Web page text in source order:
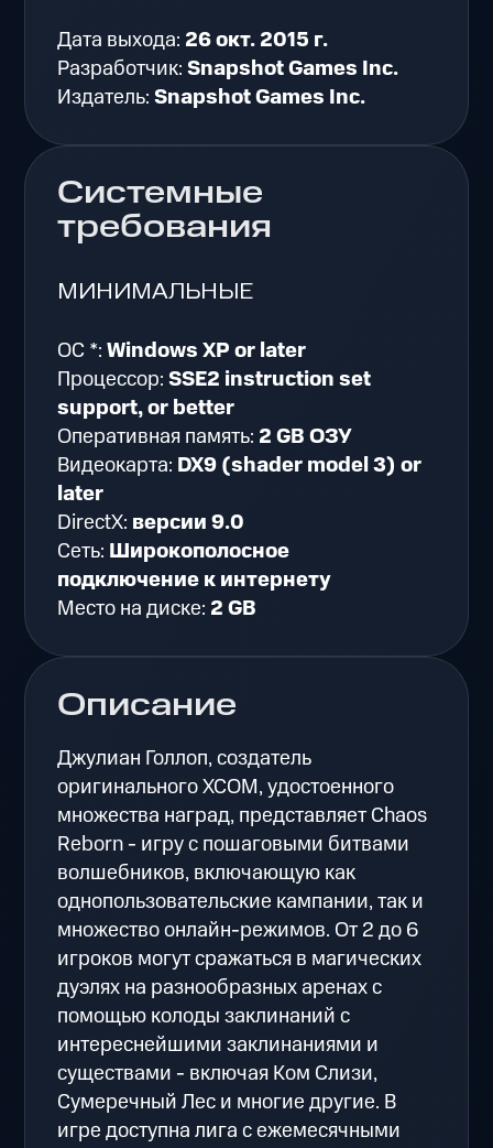
Описание
Джулиан Голлоп, создатель
оригинального XCOM, удостоенного
множества наград, представляет Chaos
Reborn - игру с пошаговыми битвами
волшебников, включающую как
однопользовательские кампании, так и
множество онлайн-режимов. От 2 до 6
игроков могут сражаться в магических
дуэлях на разнообразных аренах с
помощью колоды заклинаний с
интереснейшими заклинаниями и
существами - включая Ком Слизи,
Сумеречный Лес и многие другие. В
игре доступна лига с ежемесячными
Дата выхода: 26 окт. 2015 г.
Разработчик:Snapshot Games Inc.
Издатель:Snapshot Games Inc.
Системные
требования
МИНИМАЛЬНЫЕ
ОС *:Windows XP or later
Процессор:SSE2 instruction set
support, or better
Оперативная память: 2 GB ОЗУ
Видеокарта: DX9 (shader model 3) or
later
DirectX: версии 9.0
Сеть: Широкополосное
подключение к интернету
Место на диске: 2 GB